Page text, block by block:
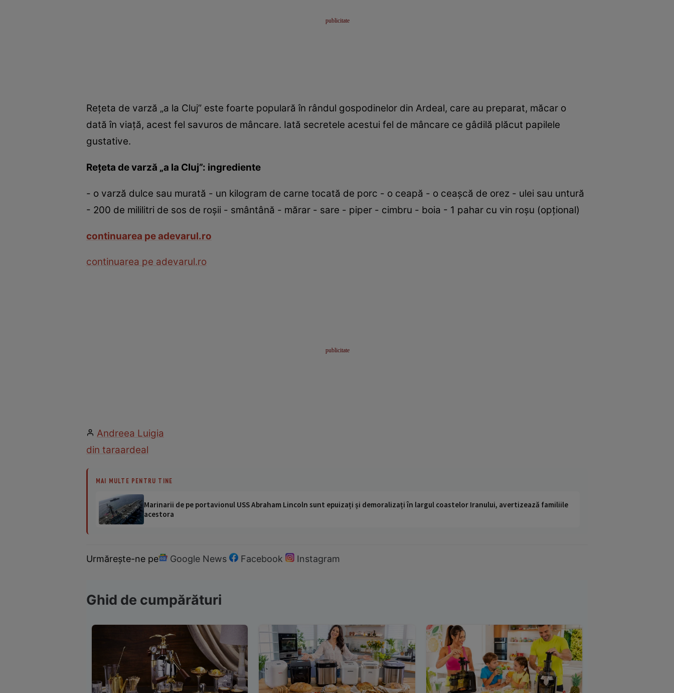
Reţeta de varză „a la Cluj” este foarte populară în rândul gospodinelor din Ardeal, care au preparat, măcar o
dată în viaţă, acest fel savuros de mâncare. Iată secretele acestui fel de mâncare ce gâdilă plăcut papilele
gustative.
Reţeta de varză „a la Cluj”: ingrediente
- o varză dulce sau murată - un kilogram de carne tocată de porc - o ceapă - o ceaşcă de orez - ulei sau untură
- 200 de mililitri de sos de roşii - smântână - mărar - sare - piper - cimbru - boia - 1 pahar cu vin roşu (opţional)
continuarea pe adevarul.ro
continuarea pe adevarul.ro
Andreea Luigia
din taraardeal
MAI MULTE PENTRU TINE
Marinarii de pe portavionul USS Abraham Lincoln sunt epuizați și demoralizați în largul coastelor Iranului, avertizează familiile
acestora
Urmărește-ne pe Google News Facebook Instagram
Ghid de cumpărături